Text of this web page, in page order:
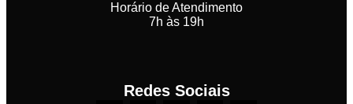
Horário de Atendimento
7h às 19h
Redes Sociais